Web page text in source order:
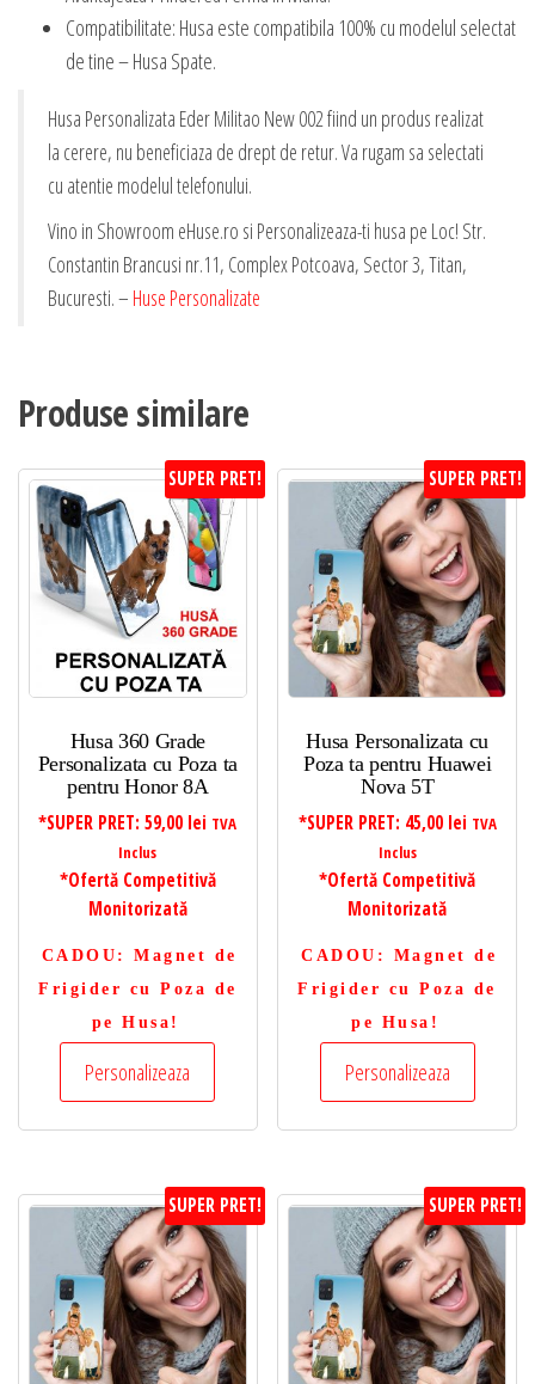
Compatibilitate: Husa este compatibila 100% cu modelul selectat
de tine – Husa Spate.
Husa Personalizata Eder Militao New 002 fiind un produs realizat
la cerere, nu beneficiaza de drept de retur. Va rugam sa selectati
cu atentie modelul telefonului.
Vino in Showroom eHuse.ro si Personalizeaza-ti husa pe Loc! Str.
Constantin Brancusi nr.11, Complex Potcoava, Sector 3, Titan,
Bucuresti. – Huse Personalizate
Produse similare
SUPER PRET!
Husa 360 Grade
Personalizata cu Poza ta
pentru Honor 8A
*SUPER PRET:59,00 lei TVA
Inclus
*Ofertă Competitivă
Monitorizată
CADOU : Magnet de
Frigider cu Poza de
pe Husa!
Personalizeaza
SUPER PRET!
Husa Personalizata cu
Poza ta pentru Huawei
Nova 5T
*SUPER PRET: 45,00 lei TVA
Inclus
*Ofertă Competitivă
Monitorizată
CADOU : Magnet de
Frigider cu Poza de
pe Husa!
Personalizeaza
SUPER PRET! SUPER PRET!